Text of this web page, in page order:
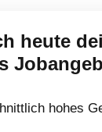
heute
hohes